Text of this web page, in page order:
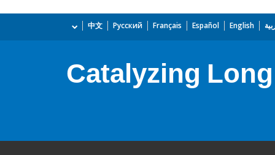
English
Español
Français
Русский
中文
Catalyzing